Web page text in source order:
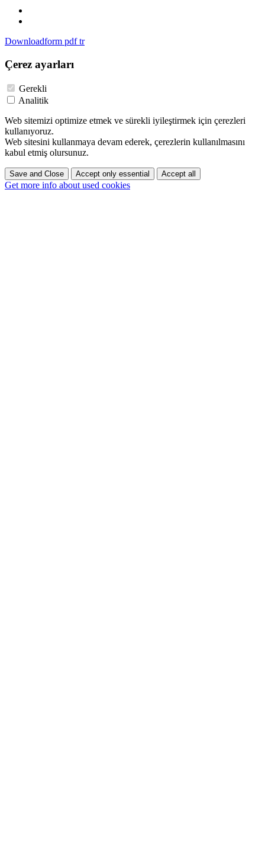
Downloadform pdf tr
Çerez ayarları
Gerekli
Analitik
Web sitemizi optimize etmek ve sürekli iyileştirmek için çerezleri
kullanıyoruz.
Web sitesini kullanmaya devam ederek, çerezlerin kullanılmasını
kabul etmiş olursunuz.
Save and Close Accept only essential Accept all
Get more info about used cookies